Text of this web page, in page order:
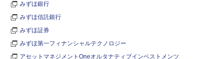
みずほ銀行
みずほ信託銀行
みずほ証券
みずほ第一フィナンシャルテクノロジー
アセットマネジメントOneオルタナティブインベストメンツ